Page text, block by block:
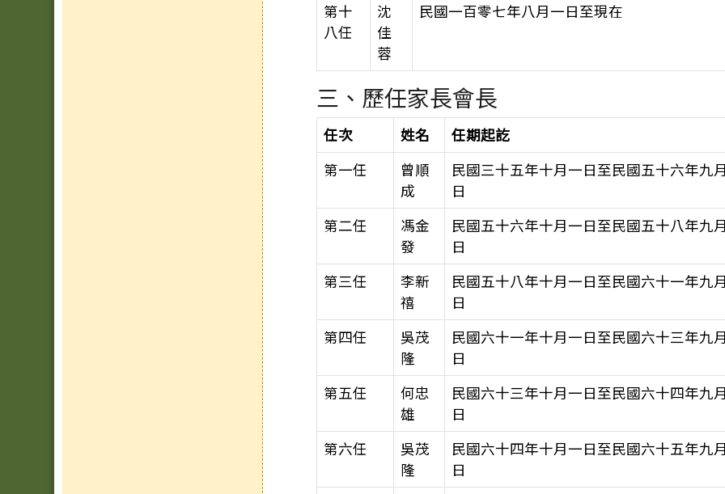
第十
八任
沈
佳
蓉
民國一百零七年八月一日至現在
三、歷任家長會長
任次 姓名
任期起訖
第一任
曾順
成
民國三十五年十月一日至民國五十六年九
日
第二任
馮金
發
民國五十六年十月一日至民國五十八年九
日
第三任
李新
禧
民國五十八年十月一日至民國六十一年九
日
第四任
吳茂
隆
民國六十一年十月一日至民國六十三年九
日
第五任
何忠
雄
民國六十三年十月一日至民國六十四年九
日
第六任
吳茂
隆
民國六十四年十月一日至民國六十五年九
日